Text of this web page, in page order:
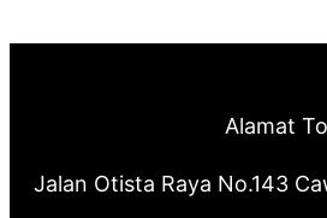
Alamat
Jalan Otista Raya No.143